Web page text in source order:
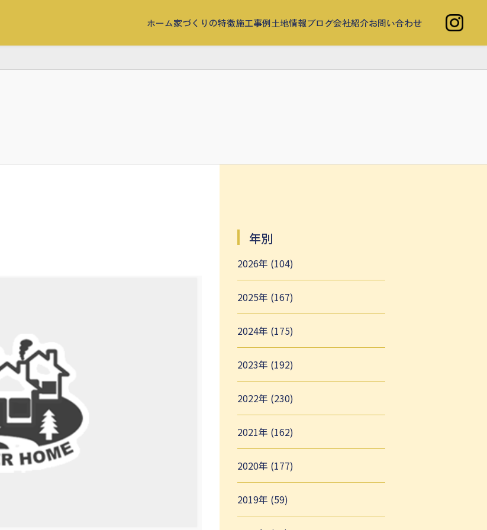
ホーム家づくりの特徴施工事例土地情報ブログ会社紹介お問い合わせ
年別
2026年 (104)
2025年 (167)
2024年 (175)
2023年 (192)
2022年 (230)
2021年 (162)
2020年 (177)
2019年 (59)